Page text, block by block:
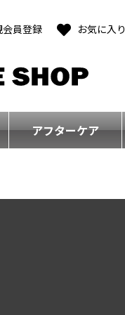
会員登録 お気に入り
アフターケア